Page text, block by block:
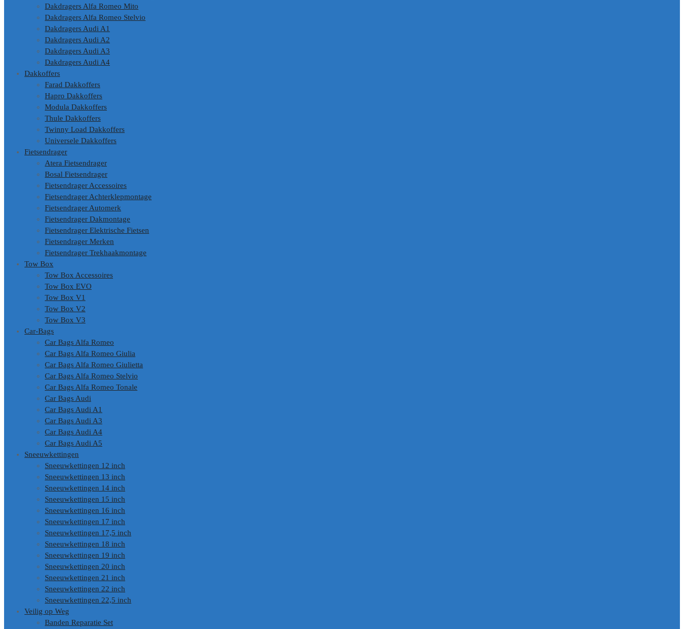
Dakdragers Alfa Romeo Mito
Dakdragers Alfa Romeo Stelvio
Dakdragers Audi A1
Dakdragers Audi A2
Dakdragers Audi A3
Dakdragers Audi A4
Dakkoffers
Farad Dakkoffers
Hapro Dakkoffers
Modula Dakkoffers
Thule Dakkoffers
Twinny Load Dakkoffers
Universele Dakkoffers
Fietsendrager
Atera Fietsendrager
Bosal Fietsendrager
Fietsendrager Accessoires
Fietsendrager Achterklepmontage
Fietsendrager Automerk
Fietsendrager Dakmontage
Fietsendrager Elektrische Fietsen
Fietsendrager Merken
Fietsendrager Trekhaakmontage
Tow Box
Tow Box Accessoires
Tow Box EVO
Tow Box V1
Tow Box V2
Tow Box V3
Car-Bags
Car Bags Alfa Romeo
Car Bags Alfa Romeo Giulia
Car Bags Alfa Romeo Giulietta
Car Bags Alfa Romeo Stelvio
Car Bags Alfa Romeo Tonale
Car Bags Audi
Car Bags Audi A1
Car Bags Audi A3
Car Bags Audi A4
Car Bags Audi A5
Sneeuwkettingen
Sneeuwkettingen 12 inch
Sneeuwkettingen 13 inch
Sneeuwkettingen 14 inch
Sneeuwkettingen 15 inch
Sneeuwkettingen 16 inch
Sneeuwkettingen 17 inch
Sneeuwkettingen 17,5 inch
Sneeuwkettingen 18 inch
Sneeuwkettingen 19 inch
Sneeuwkettingen 20 inch
Sneeuwkettingen 21 inch
Sneeuwkettingen 22 inch
Sneeuwkettingen 22,5 inch
Veilig op Weg
Banden Reparatie Set